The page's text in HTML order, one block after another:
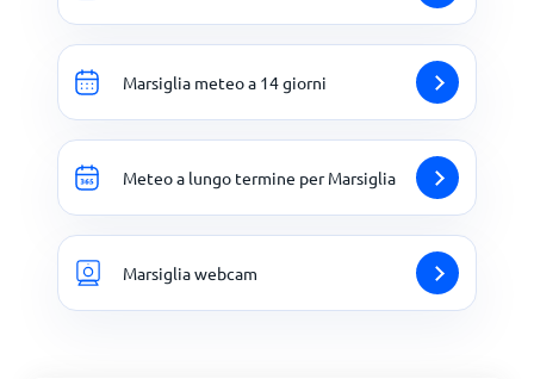
Marsiglia meteo a 14 giorni
Meteo a lungo termine per Marsiglia
Marsiglia webcam